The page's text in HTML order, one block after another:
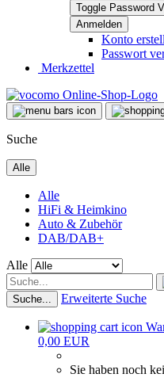
Toggle Password
Konto
Passwort
Merkzettel
Suche
Alle
Alle
HiFi & Heimkino
Auto & Zubehör
DAB/DAB+
Alle
Suche... Erweiterte Suche
0,00 EUR
Sie haben noch